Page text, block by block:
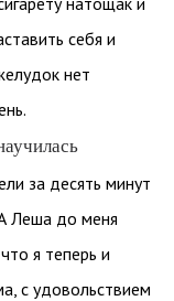
себя и
нет
за десять минут
Леша до меня
я теперь и
с удовольствием